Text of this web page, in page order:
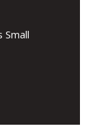
Small